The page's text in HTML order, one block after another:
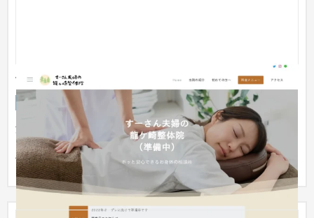
すーさん夫婦の龍ケ崎整体院
ブランドサイト 〜30万円
温かみのあるホームページを意識して制作しました。 デザイン
だけでなく、集客に繋がりやすいようターゲット設計をして制
作して...